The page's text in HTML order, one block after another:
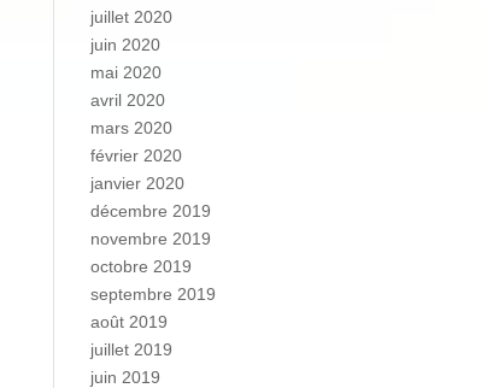
juillet 2020
juin 2020
mai 2020
avril 2020
mars 2020
février 2020
janvier 2020
décembre 2019
novembre 2019
octobre 2019
septembre 2019
août 2019
juillet 2019
juin 2019